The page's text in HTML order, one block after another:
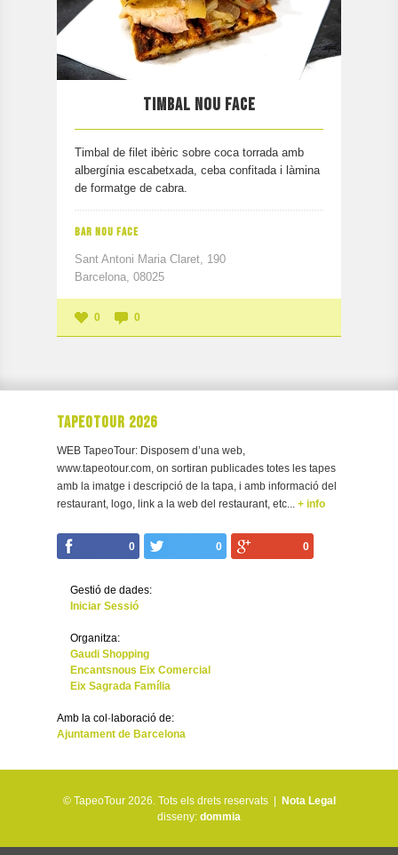
TIMBAL NOU FACE
Timbal de filet ibèric sobre coca torrada amb
albergínia escabetxada, ceba confitada i làmina
de formatge de cabra.
BAR NOU FACE
Sant Antoni Maria Claret, 190
Barcelona, 08025
0 0
TAPEOTOUR 2026
WEB TapeoTour: Disposem d’una web,
www.tapeotour.com, on sortiran publicades totes les tapes
amb la imatge i descripció de la tapa, i amb informació del
restaurant, logo, link a la web del restaurant, etc... + info
0 0 0
Gestió de dades:
Iniciar Sessió
Organitza:
Gaudi Shopping
Encantsnous Eix Comercial
Eix Sagrada Família
Amb la col·laboració de:
Ajuntament de Barcelona
© TapeoTour 2026. Tots els drets reservats |
Nota Legal
disseny: dommia